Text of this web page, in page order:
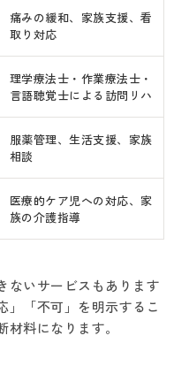
痛みの緩和、家族支援、看
取り対応
理学療法士・作業療法士・
言語聴覚士による訪問リハ
服薬管理、生活支援、家族
相談
医療的ケア児への対応、家
族の介護指導
ないサービスもあります
」「不可」を明示するこ
料になります。